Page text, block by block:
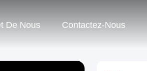
De Nous Contactez-Nous